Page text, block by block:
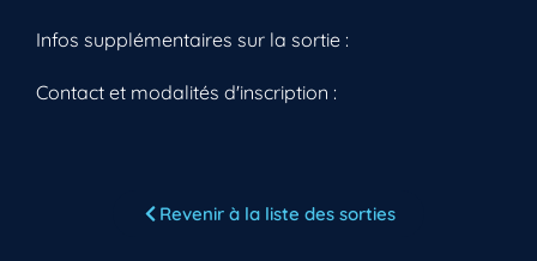
Infos supplémentaires sur la sortie :
Contact et modalités d'inscription :
Revenir à la liste des sorties